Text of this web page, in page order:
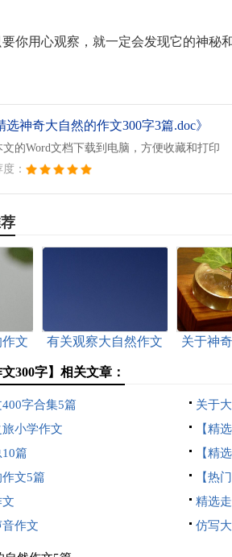
你用心观察，就一定会发现它的神秘
选神奇大自然的作文300字3篇.doc》
文的Word文档下载到电脑，方便收藏和打印
：
文
有关观察大自然作文
关于神
300字】相关文章：
字合集5篇
关于
小学作文
【精
篇
【精
作文5篇
【热
文
精选
音作文
仿写